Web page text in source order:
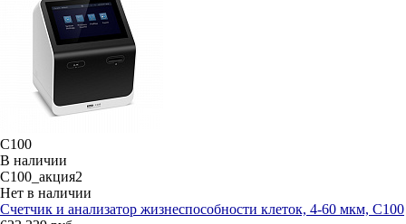
C100
В наличии
C100_акция2
Нет в наличии
Счетчик и анализатор жизнеспособности клеток, 4-60 мкм, C100